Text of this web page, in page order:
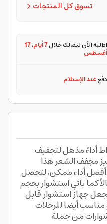
تسوق كل المنتجات
اطلبه الآن ليصلك خلال7 أيام ،17
أغسطس
دفععند الإستلام
استشوار شعر بقوة 1600 واط أداءً مذهل لتجفيف
مجفف الشعر هذا
أفضل أداء ممكن، لتحصل
كما باتي استشوار بحجم
جهاز استشوار قابل
أيضا للرحلات
من جملة